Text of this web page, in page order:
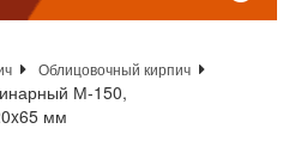
Облицовочный кирпич
М-150,
мм